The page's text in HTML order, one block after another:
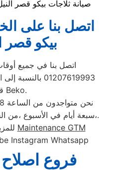
صيانة ثلاجات بيكو قصر
اتصل بنا على
بيكو قصر
اتصل بنا في جميع
01207619993
قصر النيل Beko.
،سبعة أيام في الأسبوع ،من السبت إلى الجمعة ،بدون عطلات.
Maintenance GTM
Instagram Whatsapp
فروع